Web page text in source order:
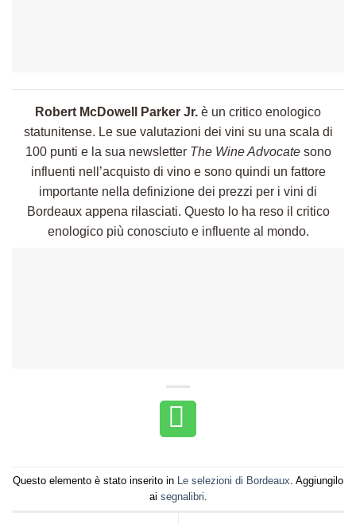
Robert McDowell Parker Jr. è un critico enologico
statunitense. Le sue valutazioni dei vini su una scala di
100 punti e la sua newsletter The Wine Advocatesono
influenti nell’acquisto di vino e sono quindi un fattore
importante nella definizione dei prezzi per i vini di
Bordeaux appena rilasciati. Questo lo ha reso il critico
enologico più conosciuto e influente al mondo.
Questo elemento è stato inserito in Le selezioni di Bordeaux . Aggiungilo
ai segnalibri